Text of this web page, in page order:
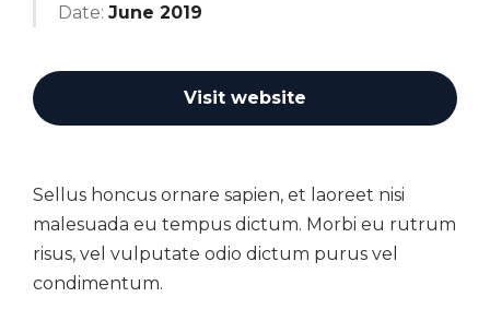
Date: June 2019
Visit website
Sellus honcus ornare sapien, et laoreet nisi
malesuada eu tempus dictum. Morbi eu rutrum
risus, vel vulputate odio dictum purus vel
condimentum.